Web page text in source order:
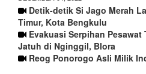
Detik-detik Si Jago Merah
Timur, Kota Bengkulu
Evakuasi Serpihan
Jatuh di Nginggil, Blora
Reog Ponorogo Asli Milik